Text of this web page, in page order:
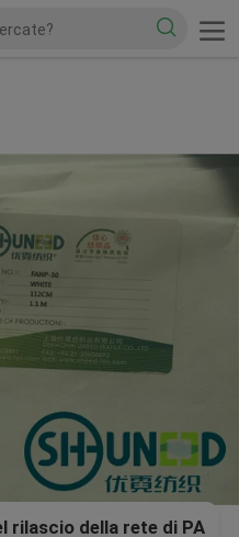
rilascio della rete di PA